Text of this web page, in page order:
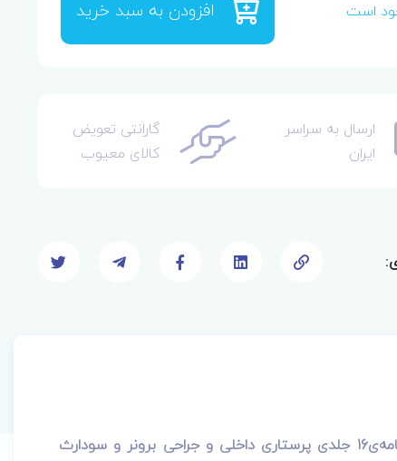
است افزودن به سبد خرید
ارسال به سراسر
ایران
گارانتی تعویض
کالای معیوب
درسنامه‌ی16 جلدی پرستاری داخلی و جراحی برونر و سودارث